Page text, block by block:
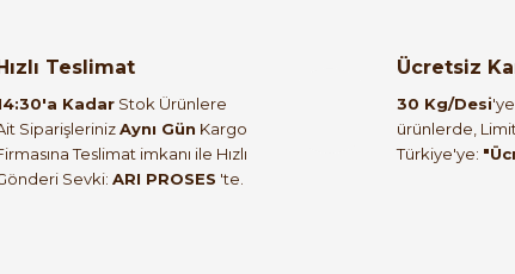
186,00
Teslimat
Kadar Stok Ürünlere
SiparişlerinizAynı Gün Kargo
Teslimat imkanı ile Hızlı
Sevki: ARI PROSES 'te.
Ücretsiz
30 Kg/Desi
ürünlerde,
Türkiye'ye: